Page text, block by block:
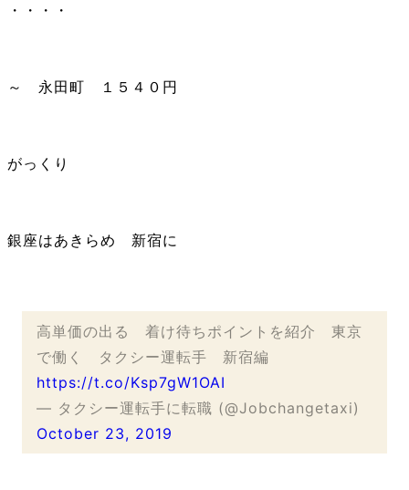
・・・・
～ 永田町 １５４０円
がっくり
銀座はあきらめ 新宿に
高単価の出る 着け待ちポイントを紹介 東京
で働く タクシー運転手 新宿編
https://t.co/Ksp7gW1OAI
— タクシー運転手に転職 (@Jobchangetaxi)
October 23, 2019